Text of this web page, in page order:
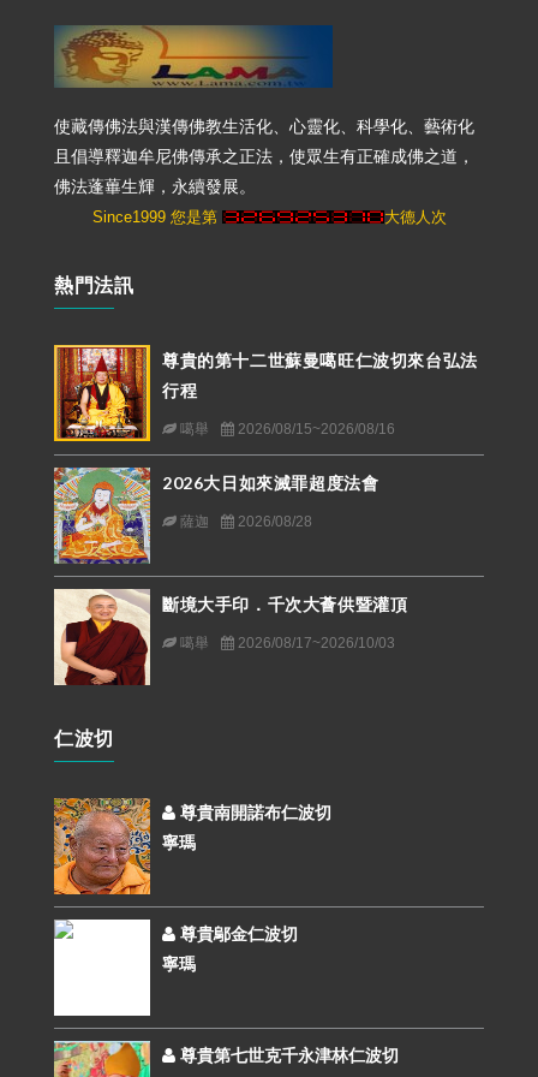
使藏傳佛法與漢傳佛教生活化、心靈化、科學化、藝術化
且倡導釋迦牟尼佛傳承之正法，使眾生有正確成佛之道，
佛法蓬蓽生輝，永續發展。
Since1999 您是第 大德人次
熱門法訊
尊貴的第十二世蘇曼噶旺仁波切來台弘法
行程
噶舉 2026/08/15~2026/08/16
2026大日如來滅罪超度法會
薩迦 2026/08/28
斷境大手印．千次大薈供暨灌頂
噶舉 2026/08/17~2026/10/03
仁波切
尊貴南開諾布仁波切
寧瑪
尊貴鄔金仁波切
寧瑪
尊貴第七世克千永津林仁波切